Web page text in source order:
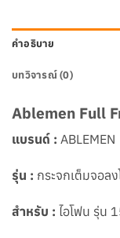
คำอธิบาย
บทวิจารณ์ (0)
Ablemen Full
แบรนด์ : ABLEMEN
รุ่น : กระจกเต็มจอล
สำหรับ : ไอโฟน รุ่น